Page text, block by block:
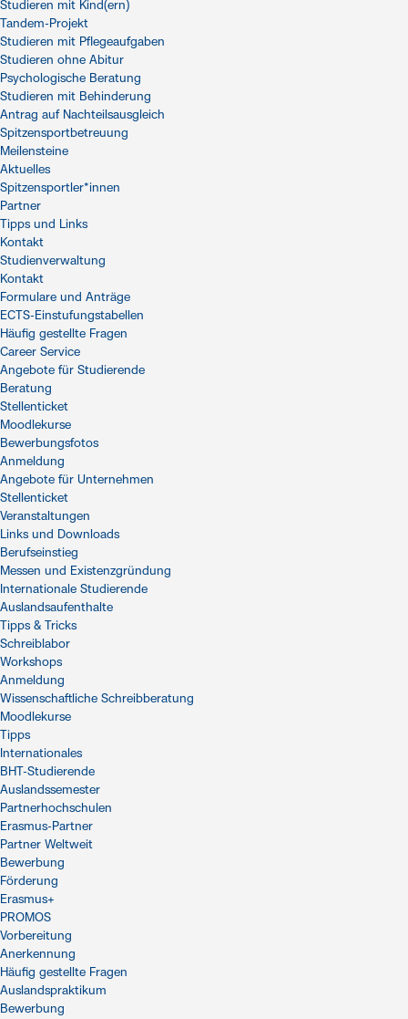
Studieren mit Kind(ern)
Tandem-Projekt
Studieren mit Pflegeaufgaben
Studieren ohne Abitur
Psychologische Beratung
Studieren mit Behinderung
Antrag auf Nachteilsausgleich
Spitzensportbetreuung
Meilensteine
Aktuelles
Spitzensportler*innen
Partner
Tipps und Links
Kontakt
Studienverwaltung
Kontakt
Formulare und Anträge
ECTS-Einstufungstabellen
Häufig gestellte Fragen
Career Service
Angebote für Studierende
Beratung
Stellenticket
Moodlekurse
Bewerbungsfotos
Anmeldung
Angebote für Unternehmen
Stellenticket
Veranstaltungen
Links und Downloads
Berufseinstieg
Messen und Existenzgründung
Internationale Studierende
Auslandsaufenthalte
Tipps & Tricks
Schreiblabor
Workshops
Anmeldung
Wissenschaftliche Schreibberatung
Moodlekurse
Tipps
Internationales
BHT-Studierende
Auslandssemester
Partnerhochschulen
Erasmus-Partner
Partner Weltweit
Bewerbung
Förderung
Erasmus+
PROMOS
Vorbereitung
Anerkennung
Häufig gestellte Fragen
Auslandspraktikum
Bewerbung